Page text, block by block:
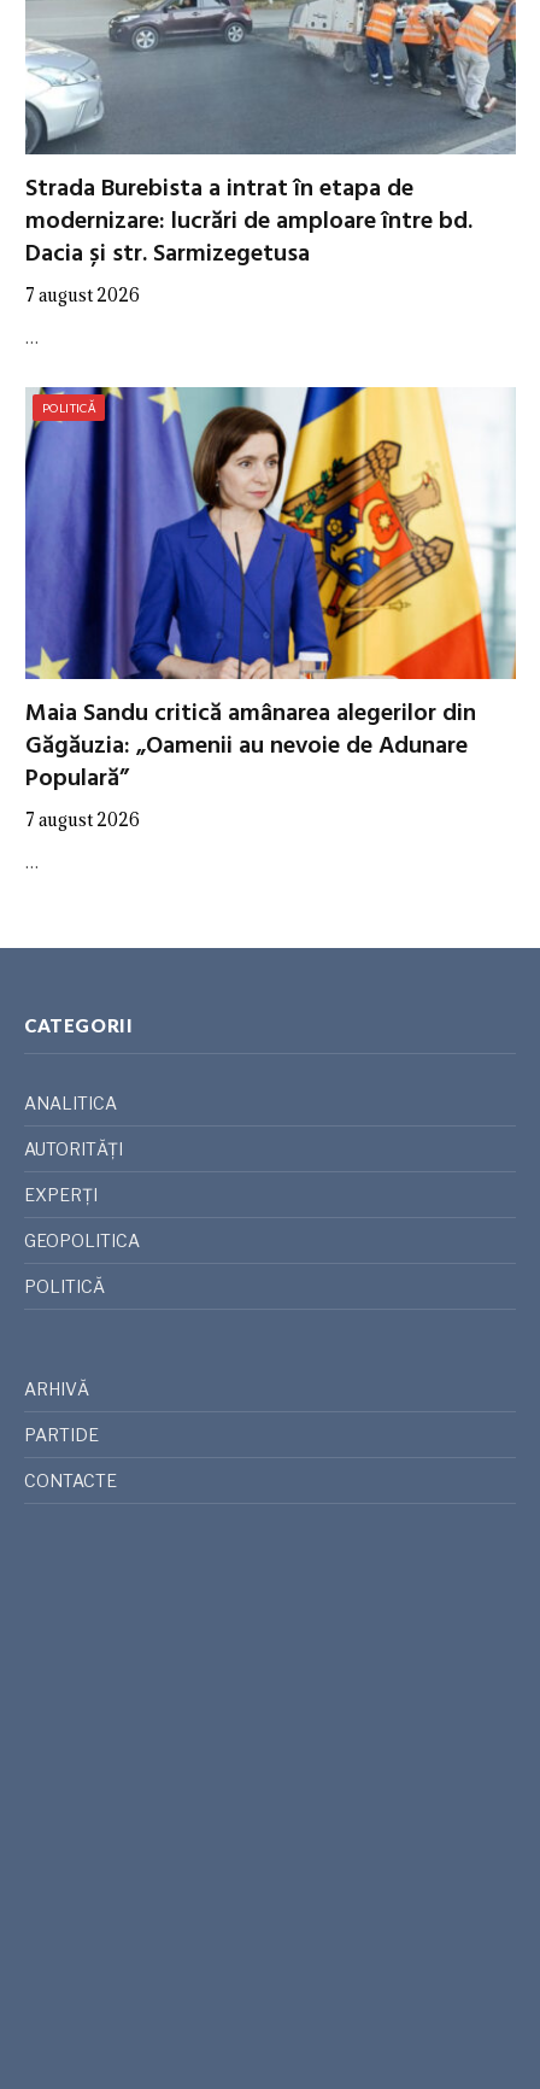
Strada Burebista a intrat în etapa de
modernizare: lucrări de amploare între bd.
Dacia și str. Sarmizegetusa
7 august 2026
…
POLITICĂ
Maia Sandu critică amânarea alegerilor din
Găgăuzia: „Oamenii au nevoie de Adunare
Populară”
7 august 2026
…
CATEGORII
ANALITICA
AUTORITĂȚI
EXPERȚI
GEOPOLITICA
POLITICĂ
ARHIVĂ
PARTIDE
CONTACTE